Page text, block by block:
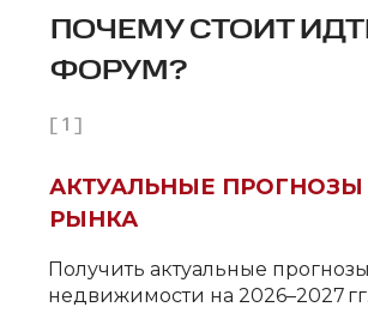
ПОЧЕМУ СТОИТ
ФОРУМ?
Получить актуальные
недвижимости на 2026–2027 гг.
АКТУАЛЬНЫЕ ПРОГНОЗЫ
РЫНКА
[ 1 ]